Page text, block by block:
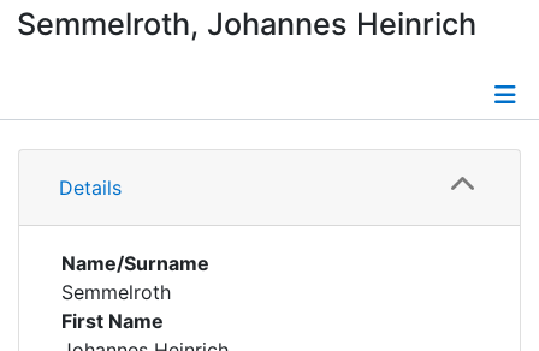
Semmelroth, Johannes Heinrich
Details
Details
Name/Surname
Semmelroth
First Name